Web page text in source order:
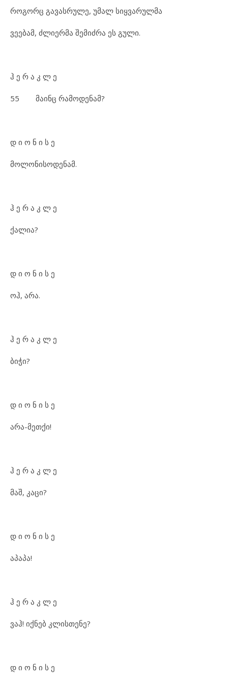
როგორც გავასრულე, უმალ სიყვარულმა
ვეებამ, ძლიერმა შემიძრა ეს გული.
ჰ ე რ ა კ ლ ე
55 მაინც რამოდენამ?
დ ი ო ნ ი ს ე
მოლონისოდენამ.
ჰ ე რ ა კ ლ ე
ქალია?
დ ი ო ნ ი ს ე
ოჰ, არა.
ჰ ე რ ა კ ლ ე
ბიჭი?
დ ი ო ნ ი ს ე
არა-მეთქი!
ჰ ე რ ა კ ლ ე
მაშ, კაცი?
დ ი ო ნ ი ს ე
აპაპა!
ჰ ე რ ა კ ლ ე
ვაჰ! იქნებ კლისთენე?
დ ი ო ნ ი ს ე